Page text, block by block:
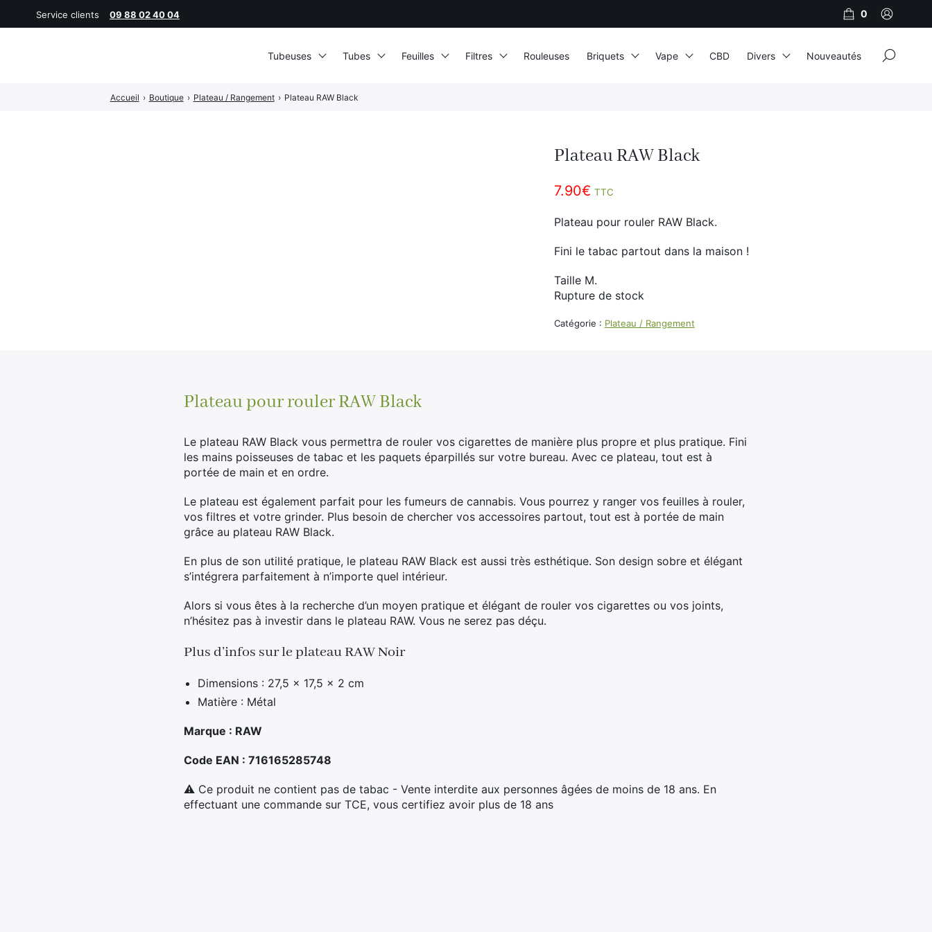
Plateau RAW Black
7.90€ TTC
Plateau pour rouler RAW Black.
Fini le tabac partout dans la maison !
Taille M.
Rupture de stock
Catégorie : Plateau / Rangement
Accueil › Boutique › Plateau / Rangement › Plateau RAW Black
Plateau pour rouler RAW Black
Le plateau RAW Black vous permettra de rouler vos cigarettes de manière plus propre et plus pratique. Fini
les mains poisseuses de tabac et les paquets éparpillés sur votre bureau. Avec ce plateau, tout est à
portée de main et en ordre.
Le plateau est également parfait pour les fumeurs de cannabis. Vous pourrez y ranger vos feuilles à rouler,
vos filtres et votre grinder. Plus besoin de chercher vos accessoires partout, tout est à portée de main
grâce au plateau RAW Black.
En plus de son utilité pratique, le plateau RAW Black est aussi très esthétique. Son design sobre et élégant
s’intégrera parfaitement à n’importe quel intérieur.
Alors si vous êtes à la recherche d’un moyen pratique et élégant de rouler vos cigarettes ou vos joints,
n’hésitez pas à investir dans le plateau RAW. Vous ne serez pas déçu.
Plus d’infos sur le plateau RAW Noir
Dimensions : 27,5 x 17,5 x 2 cm
Matière : Métal
Marque : RAW
Code EAN : 716165285748
⚠ Ce produit ne contient pas de tabac - Vente interdite aux personnes âgées de moins de 18 ans. En
effectuant une commande sur TCE, vous certifiez avoir plus de 18 ans
Service clients 09 88 02 40 04 0
Tubeuses Tubes Feuilles Filtres Rouleuses Briquets Vape
Al Fakher
CBD Divers Nouveautés
: